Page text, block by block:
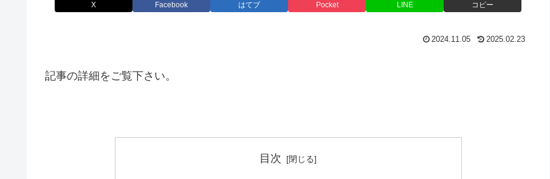
X Facebook はてブ Pocket LINE コピー
2024.11.05 2025.02.23
記事の詳細をご覧下さい。
目次